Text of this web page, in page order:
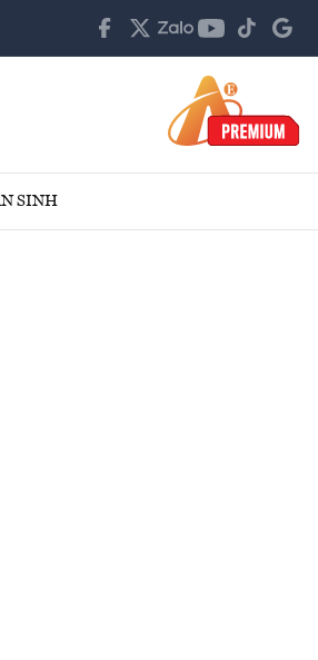
SINH